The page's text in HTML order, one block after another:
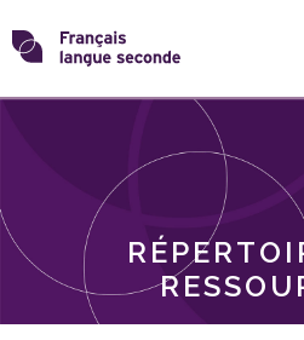
Skip
toTransformons
langue
THÈMES